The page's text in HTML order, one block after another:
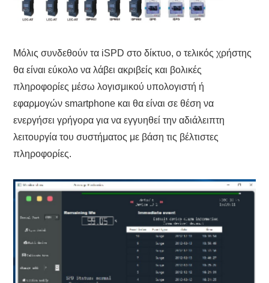
Μόλις συνδεθούν τα iSPD στο δίκτυο, ο τελικός χρήστης
θα είναι εύκολο να λάβει ακριβείς και βολικές
πληροφορίες μέσω λογισμικού υπολογιστή ή
εφαρμογών smartphone και θα είναι σε θέση να
ενεργήσει γρήγορα για να εγγυηθεί την αδιάλειπτη
λειτουργία του συστήματος με βάση τις βέλτιστες
πληροφορίες.